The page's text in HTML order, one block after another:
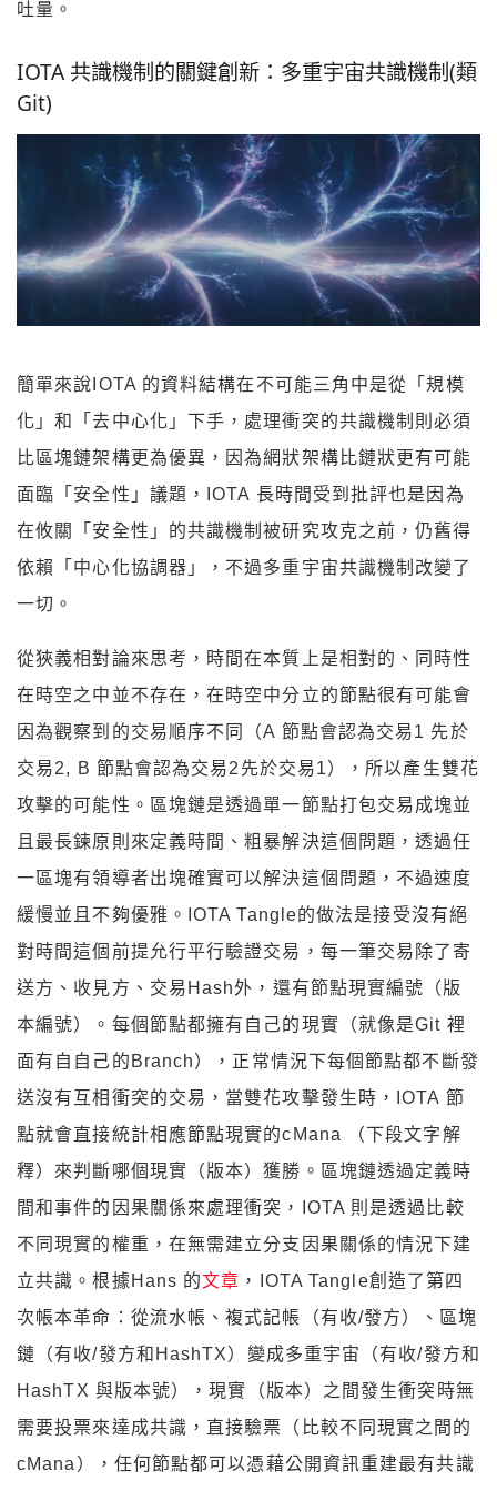
吐量。
IOTA 共識機制的關鍵創新：多重宇宙共識機制(類
Git)
簡單來說IOTA 的資料結構在不可能三角中是從「規模
化」和「去中心化」下手，處理衝突的共識機制則必須
比區塊鏈架構更為優異，因為網狀架構比鏈狀更有可能
面臨「安全性」議題，IOTA 長時間受到批評也是因為
在攸關「安全性」的共識機制被研究攻克之前，仍舊得
依賴「中心化協調器」，不過多重宇宙共識機制改變了
一切。
從狹義相對論來思考，時間在本質上是相對的、同時性
在時空之中並不存在，在時空中分立的節點很有可能會
因為觀察到的交易順序不同（A 節點會認為交易1 先於
交易2, B 節點會認為交易2先於交易1），所以產生雙花
攻擊的可能性。區塊鏈是透過單一節點打包交易成塊並
且最長鍊原則來定義時間、粗暴解決這個問題，透過任
一區塊有領導者出塊確實可以解決這個問題，不過速度
緩慢並且不夠優雅。IOTA Tangle的做法是接受沒有絕
對時間這個前提允行平行驗證交易，每一筆交易除了寄
送方、收見方、交易Hash外，還有節點現實編號（版
本編號）。每個節點都擁有自己的現實（就像是Git 裡
面有自自己的Branch），正常情況下每個節點都不斷發
送沒有互相衝突的交易，當雙花攻擊發生時，IOTA 節
點就會直接統計相應節點現實的cMana （下段文字解
釋）來判斷哪個現實（版本）獲勝。區塊鏈透過定義時
間和事件的因果關係來處理衝突，IOTA 則是透過比較
不同現實的權重，在無需建立分支因果關係的情況下建
立共識。根據Hans 的文章 ，IOTA Tangle創造了第四
次帳本革命：從流水帳、複式記帳（有收/發方）、區塊
鏈（有收/發方和HashTX）變成多重宇宙（有收/發方和
HashTX 與版本號），現實（版本）之間發生衝突時無
需要投票來達成共識，直接驗票（比較不同現實之間的
cMana），任何節點都可以憑藉公開資訊重建最有共識